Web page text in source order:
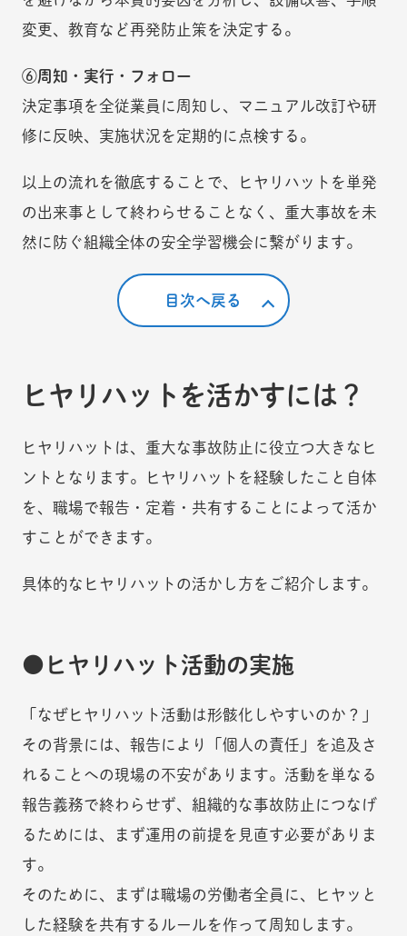
変更、教育など再発防止策を決定する。
⑥周知・実行・フォロー
決定事項を全従業員に周知し、マニュアル改訂や研
修に反映、実施状況を定期的に点検する。
以上の流れを徹底することで、ヒヤリハットを単発
の出来事として終わらせることなく、重大事故を未
然に防ぐ組織全体の安全学習機会に繋がります。
目次へ戻る
ヒヤリハットを活かすには？
ヒヤリハットは、重大な事故防止に役立つ大きなヒ
ントとなります。ヒヤリハットを経験したこと自体
を、職場で報告・定着・共有することによって活か
すことができます。
具体的なヒヤリハットの活かし方をご紹介します。
ヒヤリハット活動の実施
「なぜヒヤリハット活動は形骸化しやすいのか？」
その背景には、報告により「個人の責任」を追及さ
れることへの現場の不安があります。活動を単なる
報告義務で終わらせず、組織的な事故防止につなげ
るためには、まず運用の前提を見直す必要がありま
す。
そのために、まずは職場の労働者全員に、ヒヤッと
した経験を共有するルールを作って周知します。